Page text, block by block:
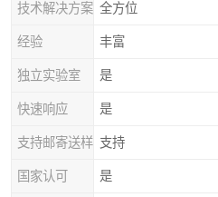
技术解决方案 全方位
经验 丰富
独立实验室 是
快速响应 是
支持邮寄送样 支持
国家认可 是